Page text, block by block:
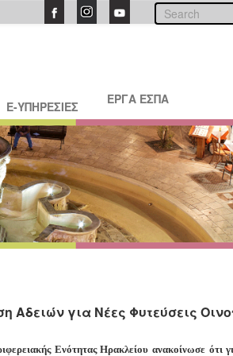
E-ΥΠΗΡΕΣΙΕΣ ΕΡΓΑ ΕΣΠΑ
Αδειών για Νέες Φυτεύσεις
Ενότητας Ηρακλείου ανακοίνωσε ότι